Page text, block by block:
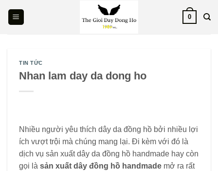
0
TIN TỨC
Nhan lam day da dong ho
Nhiều người yêu thích dây da đồng hồ bởi nhiều lợi
ích vượt trội mà chúng mang lại. Đi kèm với đó là
dịch vụ sản xuất dây da đồng hồ handmade hay còn
gọi là sản xuất dây đồng hồ handmade mở ra rất